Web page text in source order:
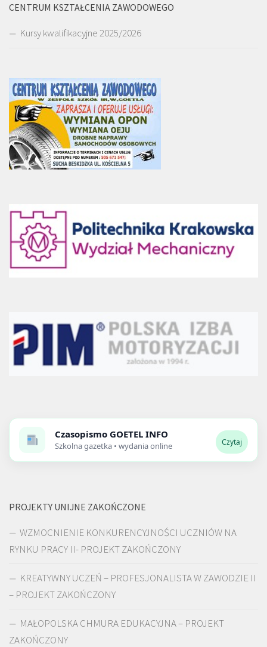
CENTRUM KSZTAŁCENIA ZAWODOWEGO
Kursy kwalifikacyjne 2025/2026
Czasopismo GOETEL INFO
Szkolna gazetka • wydania online Czytaj
PROJEKTY UNIJNE ZAKOŃCZONE
WZMOCNIENIE KONKURENCYJNOŚCI UCZNIÓW NA
RYNKU PRACY II- PROJEKT ZAKOŃCZONY
KREATYWNY UCZEŃ – PROFESJONALISTA W ZAWODZIE II
– PROJEKT ZAKOŃCZONY
MAŁOPOLSKA CHMURA EDUKACYJNA – PROJEKT
ZAKOŃCZONY